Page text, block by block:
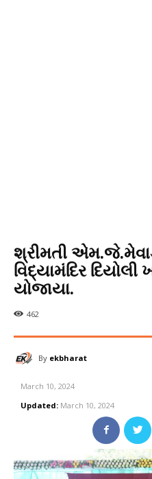
શ્રીમતી
વિદ્યામંદિર દિયોલી
યોજાયા.
462
By ekbharat
March 10, 2024
Updated: March 10, 2024